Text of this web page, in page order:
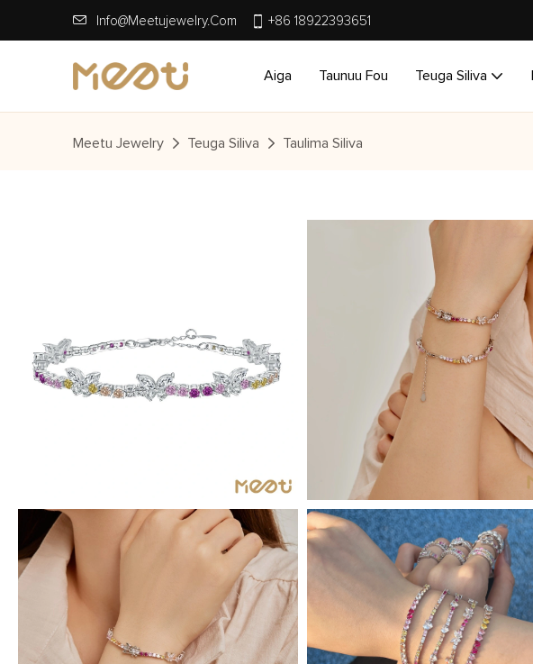
Info@meetujewelry.com +86 18922393651
Aiga Taunuu Fou Teuga Siliva
Meetu Jewelry Teuga Siliva Taulima Siliva